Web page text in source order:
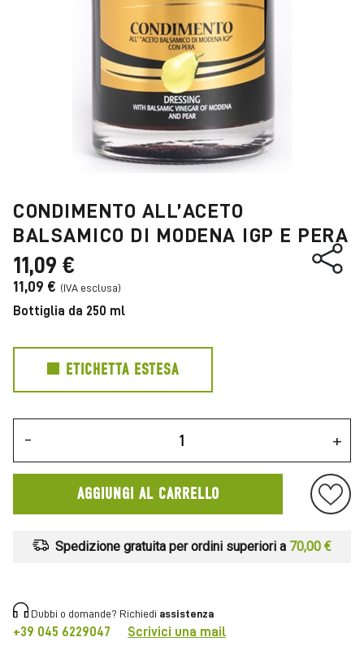
CONDIMENTO ALL’ACETO
BALSAMICO DI MODENA IGP E PERA
11,09 €
11,09 €
Bottiglia da 250 ml
ETICHETTA ESTESA
- +
AGGIUNGI AL CARRELLO
Spedizione gratuita per ordini superiori a 70,00 €
Dubbi o domande? Richiedi assistenza
+39 045 6229047 Scrivici una mail